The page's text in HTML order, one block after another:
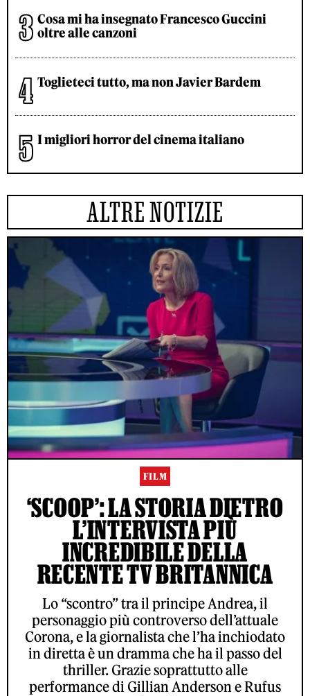
Cosa mi ha insegnato Francesco Guccini
oltre alle canzoni
Toglieteci tutto, ma non Javier Bardem
I migliori horror del cinema italiano
ALTRE NOTIZIE
FILM
‘SCOOP’: LA STORIA DIETRO
L’INTERVISTA PIÙ
INCREDIBILE DELLA
RECENTE TV BRITANNICA
Lo “scontro” tra il principe Andrea, il
personaggio più controverso dell’attuale
Corona, e la giornalista che l’ha inchiodato
in diretta è un dramma che ha il passo del
thriller. Grazie soprattutto alle
performance di Gillian Anderson e Rufus